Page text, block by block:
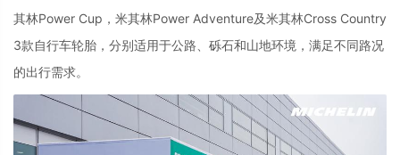
其林Power Cup ，米其林Power Adventure及米其林Cross Country
3款自行车轮胎，分别适用于公路、砾石和山地环境，满足不同路况
的出行需求。